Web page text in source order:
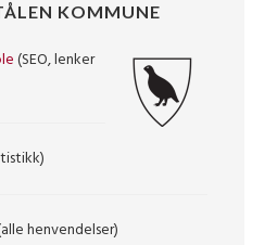
KOMMUNE
(SEO, lenker
henvendelser)